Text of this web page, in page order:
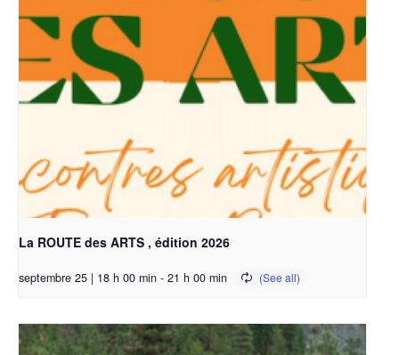
La ROUTE des ARTS , édition 2026
septembre 25 | 18 h 00 min - 21 h 00 min